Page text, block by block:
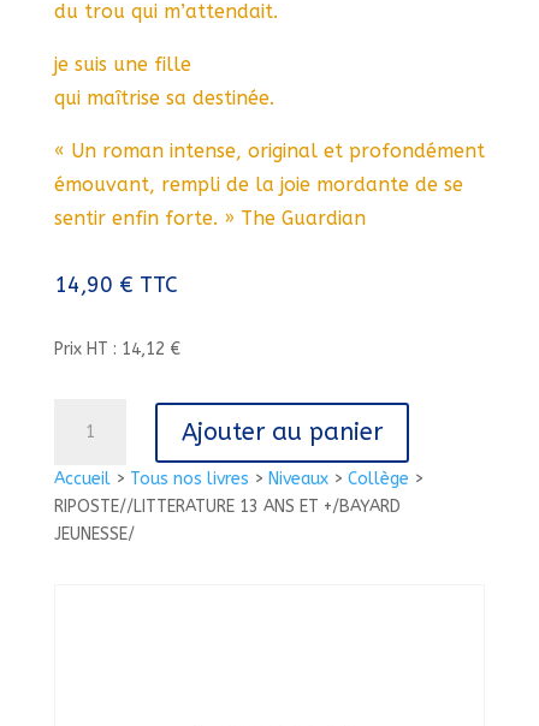
Accueil> Tous nos livres > Niveaux> Collège >
RIPOSTE//LITTERATURE 13 ANS ET +/BAYARD
JEUNESSE/
du trou qui m’attendait.
je suis une fille
qui maîtrise sa destinée.
« Un roman intense, original et profondément
émouvant, rempli de la joie mordante de se
sentir enfin forte. » The Guardian
14,90 € TTC
Prix HT : 14,12 €
RIPOSTE//LITTERATURE
13
ANS
Ajouter au panier